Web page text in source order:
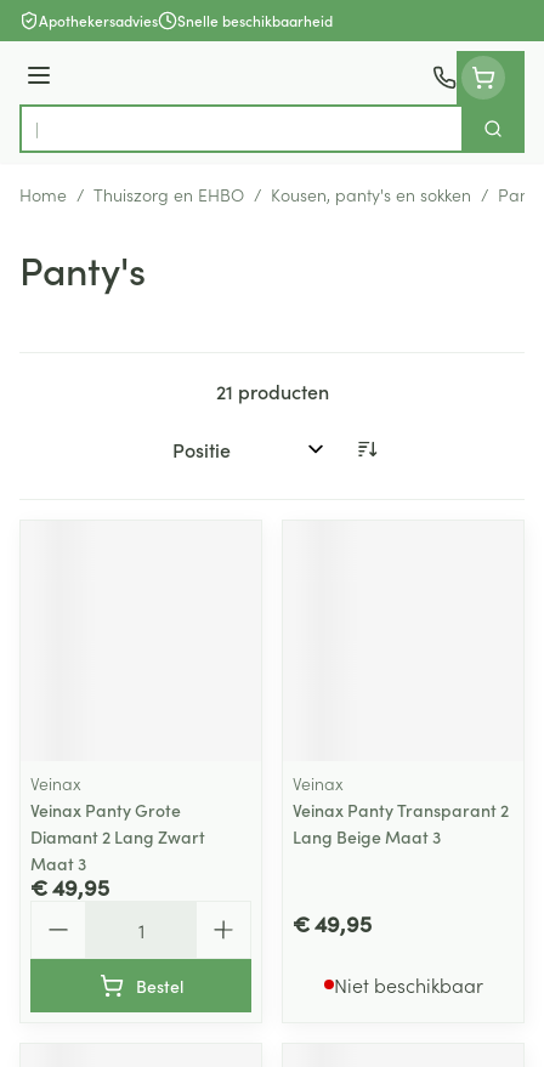
Ga naar de inhoud
Apothekersadvies Snelle beschikbaarheid
Menu
Product, merk, categorie...
Zoek
Home / Thuiszorg en EHBO / Kousen, panty's en sokken /
Panty's
21 producten
Sorteer op:
Veinax
Veinax Panty Grote
Diamant 2 Lang Zwart
Maat 3
€ 49,95
Bestel
Veinax
Veinax Panty Transparant 2
Lang Beige Maat 3
€ 49,95
Niet beschikbaar